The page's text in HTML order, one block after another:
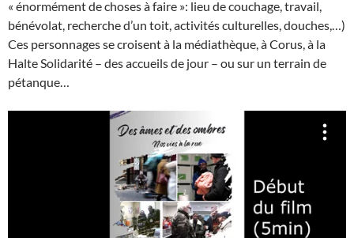
« énormément de choses à faire »: lieu de couchage, travail,
bénévolat, recherche d’un toit, activités culturelles, douches,…)
Ces personnages se croisent à la médiathèque, à Corus, à la
Halte Solidarité – des accueils de jour – ou sur un terrain de
pétanque…